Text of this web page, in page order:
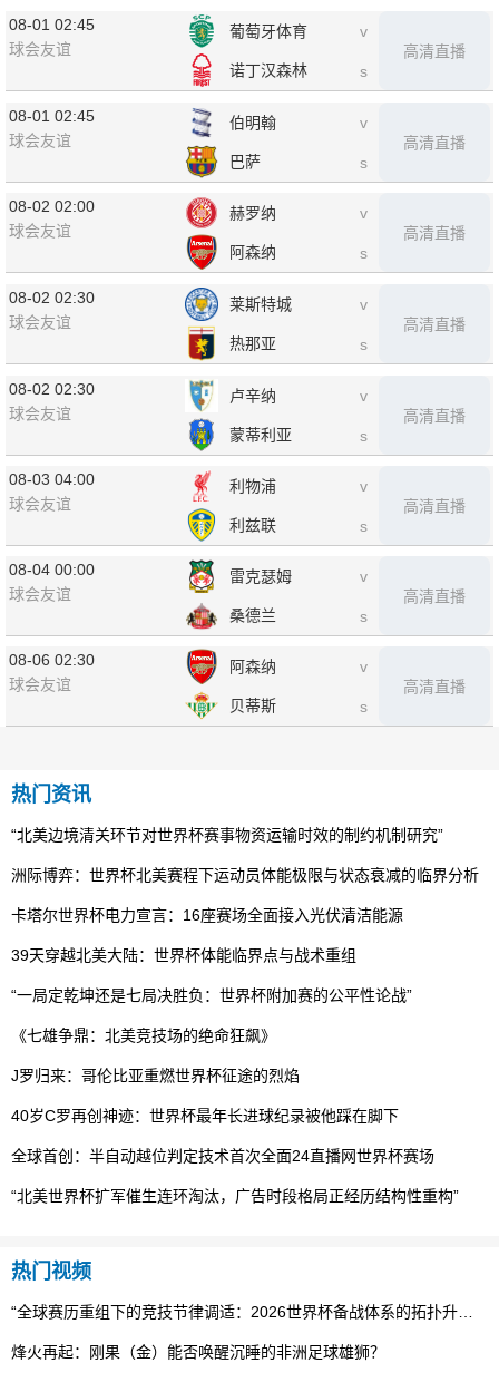
08-01 02:45
球会友谊
葡萄牙体育
诺丁汉森林
v
s
高清直播
08-01 02:45
球会友谊
伯明翰
巴萨
v
s
高清直播
08-02 02:00
球会友谊
赫罗纳
阿森纳
v
s
高清直播
08-02 02:30
球会友谊
莱斯特城
热那亚
v
s
高清直播
08-02 02:30
球会友谊
卢辛纳
蒙蒂利亚
v
s
高清直播
08-03 04:00
球会友谊
利物浦
利兹联
v
s
高清直播
08-04 00:00
球会友谊
雷克瑟姆
桑德兰
v
s
高清直播
08-06 02:30
球会友谊
阿森纳
贝蒂斯
v
s
高清直播
热门资讯
“北美边境清关环节对世界杯赛事物资运输时效的制约机制研究”
洲际博弈：世界杯北美赛程下运动员体能极限与状态衰减的临界分析
卡塔尔世界杯电力宣言：16座赛场全面接入光伏清洁能源
39天穿越北美大陆：世界杯体能临界点与战术重组
“一局定乾坤还是七局决胜负：世界杯附加赛的公平性论战”
《七雄争鼎：北美竞技场的绝命狂飙》
J罗归来：哥伦比亚重燃世界杯征途的烈焰
40岁C罗再创神迹：世界杯最年长进球纪录被他踩在脚下
全球首创：半自动越位判定技术首次全面24直播网世界杯赛场
“北美世界杯扩军催生连环淘汰，广告时段格局正经历结构性重构”
热门视频
烽火再起：刚果（金）能否唤醒沉睡的非洲足球雄狮？